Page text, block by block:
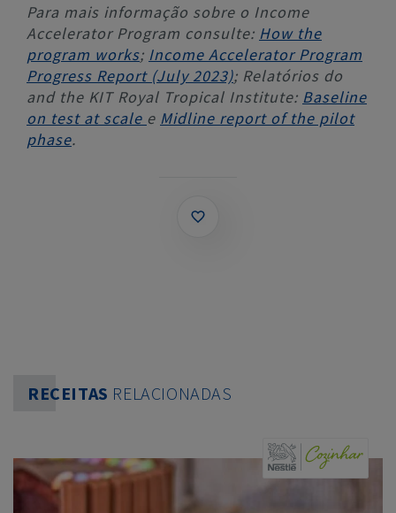
Para mais informação sobre o Income
Accelerator Program consulte: How the
program works; Income Accelerator Program
Progress Report (July 2023); Relatórios do
and the KIT Royal Tropical Institute: Baseline
on test at scale e Midline report of the pilot
phase.
RECEITAS RELACIONADAS